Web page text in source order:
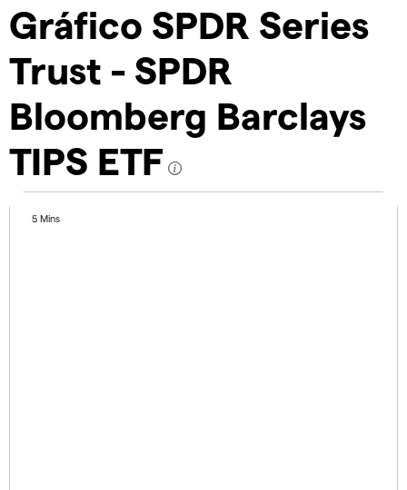
Gráfico SPDR Series
Trust - SPDR
Bloomberg Barclays
TIPS ETF
5 Mins